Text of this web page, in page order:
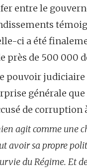
entre le
ci a été
près de 500 000
pouvoir
générale
de corruption
agit comme une
avoir sa propre
du Régime. Et